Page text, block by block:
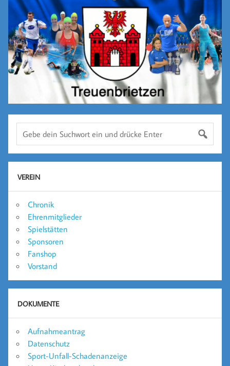
VEREIN
Chronik
Ehrenmitglieder
Spielstätten
Sponsoren
Fanshop
Vorstand
DOKUMENTE
Aufnahmeantrag
Datenschutz
Sport-Unfall-Schadenanzeige